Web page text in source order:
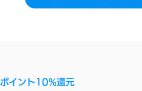
ポイント10%還元